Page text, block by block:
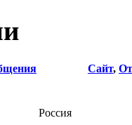
Сайт,
Россия